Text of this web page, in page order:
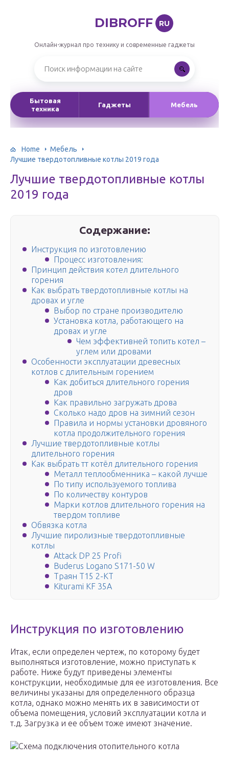
DIBROFF RU
Онлайн-журнал про технику и современные гаджеты
Бытовая
техника
Гаджеты Мебель
Home
Мебель
Лучшие твердотопливные котлы 2019 года
Лучшие твердотопливные котлы
2019 года
Содержание:
Инструкция по изготовлению
Процесс изготовления:
Принцип действия котел длительного
горения
Как выбрать твердотопливные котлы на
дровах и угле
Выбор по стране производителю
Установка котла, работающего на
дровах и угле
Чем эффективней топить котел –
углем или дровами
Особенности эксплуатации древесных
котлов с длительным горением
Как добиться длительного горения
дров
Как правильно загружать дрова
Сколько надо дров на зимний сезон
Правила и нормы установки дровяного
котла продолжительного горения
Лучшие твердотопливные котлы
длительного горения
Как выбрать тт котёл длительного горения
Металл теплообменника – какой лучше
По типу используемого топлива
По количеству контуров
Марки котлов длительного горения на
твердом топливе
Обвязка котла
Лучшие пиролизные твердотопливные
котлы
Attack DP 25 Profi
Buderus Logano S171-50 W
Траян Т15 2-КТ
Kiturami KF 35A
Инструкция по изготовлению
Итак, если определен чертеж, по которому будет
выполняться изготовление, можно приступать к
работе. Ниже будут приведены элементы
конструкции, необходимые для ее изготовления. Все
величины указаны для определенного образца
котла, однако можно менять их в зависимости от
объема помещения, условий эксплуатации котла и
т.д. Загрузка и ее объем тоже имеют значение.
Схема подключения отопительного котла